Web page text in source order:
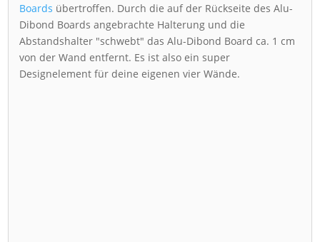
Boards übertroffen. Durch die auf der Rückseite des Alu-
Dibond Boards angebrachte Halterung und die
Abstandshalter "schwebt" das Alu-Dibond Board ca. 1 cm
von der Wand entfernt. Es ist also ein super
Designelement für deine eigenen vier Wände.